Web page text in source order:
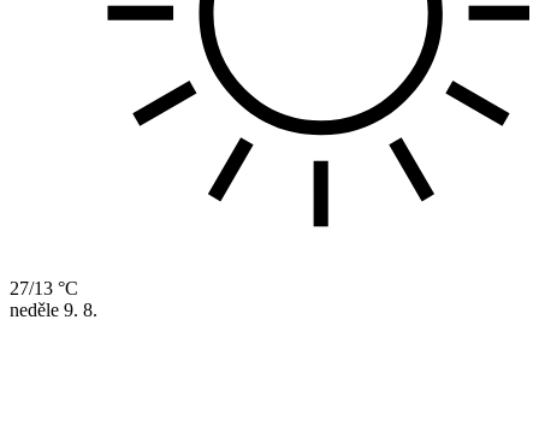
27/13 °C
neděle 9. 8.